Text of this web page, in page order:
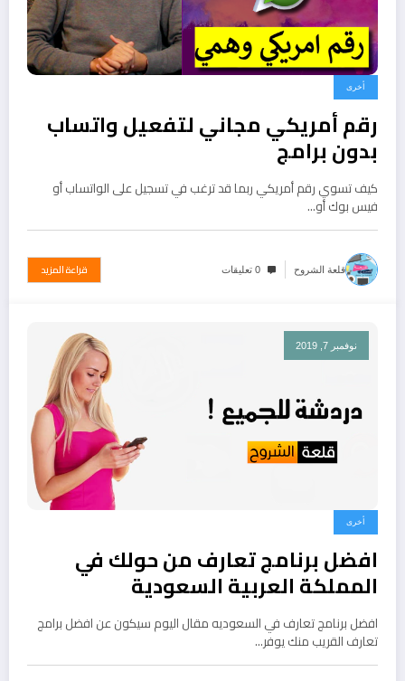
أخرى
رقم أمريكي مجاني لتفعيل واتساب
بدون برامج
كيف تسوي رقم أمريكي ربما قد ترغب في تسجيل على الواتساب أو
فيس بوك أو…
قلعة الشروح 0 تعليقات قراءة المزيد
نوفمبر 7, 2019
أخرى
افضل برنامج تعارف من حولك في
المملكة العربية السعودية
افضل برنامج تعارف في السعوديه مقال اليوم سيكون عن افضل برامج
تعارف القريب منك يوفر…